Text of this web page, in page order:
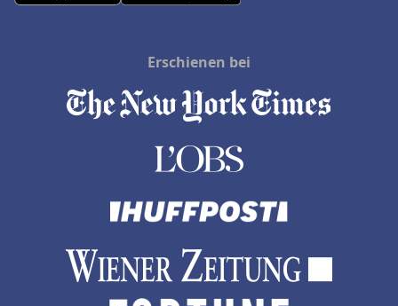
Erschienen bei